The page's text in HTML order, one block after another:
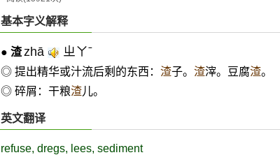
基本字义解释
● 渣 zhā ㄓㄚˉ
◎ 提出精华或汁流后剩的东西： 渣子。 渣滓。豆腐渣。
◎ 碎屑：干粮渣儿。
英文翻译
refuse, dregs, lees, sediment